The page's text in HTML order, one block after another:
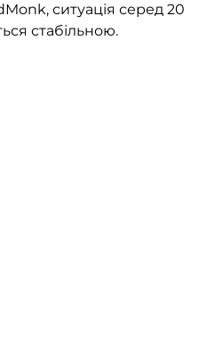
ситуація серед 20
стабільною.